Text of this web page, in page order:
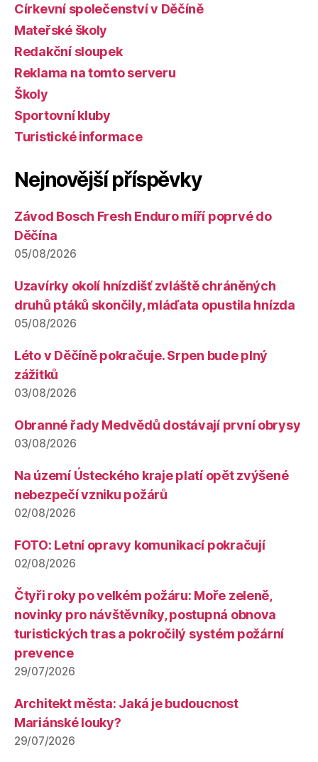
Církevní společenství v Děčíně
Mateřské školy
Redakční sloupek
Reklama na tomto serveru
Školy
Sportovní kluby
Turistické informace
Nejnovější příspěvky
Závod Bosch Fresh Enduro míří poprvé do
Děčína
05/08/2026
Uzavírky okolí hnízdišť zvláště chráněných
druhů ptáků skončily, mláďata opustila hnízda
05/08/2026
Léto v Děčíně pokračuje. Srpen bude plný
zážitků
03/08/2026
Obranné řady Medvědů dostávají první obrysy
03/08/2026
Na území Ústeckého kraje platí opět zvýšené
nebezpečí vzniku požárů
02/08/2026
FOTO: Letní opravy komunikací pokračují
02/08/2026
Čtyři roky po velkém požáru: Moře zeleně,
novinky pro návštěvníky, postupná obnova
turistických tras a pokročilý systém požární
prevence
29/07/2026
Architekt města: Jaká je budoucnost
Mariánské louky?
29/07/2026